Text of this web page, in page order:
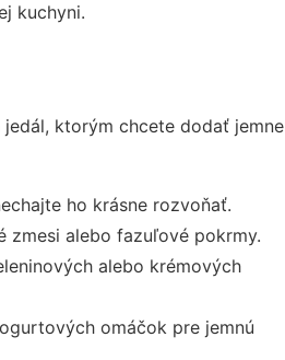
kuchyni.
ktorým chcete dodať jemne
ho krásne rozvoňať.
zmesi alebo fazuľové pokrmy.
alebo krémových
omáčok pre jemnú